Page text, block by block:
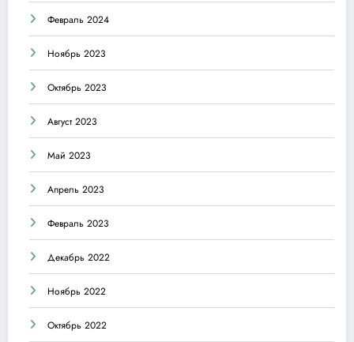
Февраль 2024
Ноябрь 2023
Октябрь 2023
Август 2023
Май 2023
Апрель 2023
Февраль 2023
Декабрь 2022
Ноябрь 2022
Октябрь 2022